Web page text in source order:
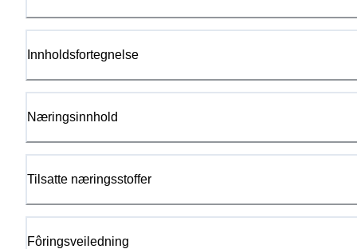
Innholdsfortegnelse
Næringsinnhold
Tilsatte næringsstoffer
Fôringsveiledning